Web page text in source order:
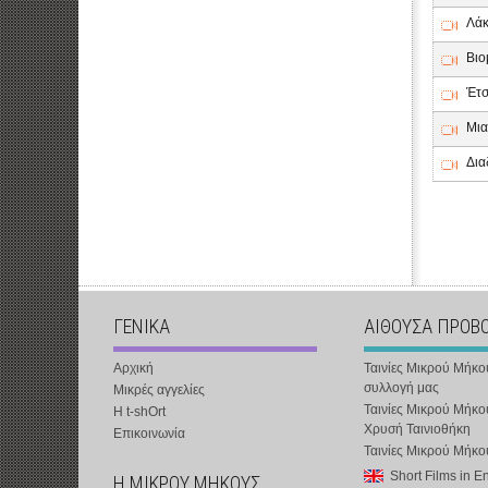
ΓΕΝΙΚΑ
Αρχική
Μικρές αγγελίες
Η t-shOrt
Επικοινωνία
Η ΜΙΚΡΟΥ ΜΗΚΟΥΣ
ΑΙΘΟΥΣΑ
Ταινίες Μικρού
συλλογή μας
Ταινίες Μικρού
Χρυσή Ταινιοθήκη
Ταινίες Μικρού
Short Films in